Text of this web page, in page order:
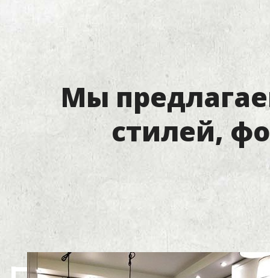
Мы
стилей,